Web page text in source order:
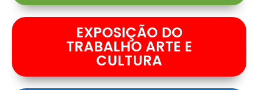
EXPOSIÇÃO DO
TRABALHO ARTE E
CULTURA